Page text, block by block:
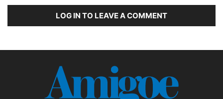
LOG IN TO LEAVE A COMMENT